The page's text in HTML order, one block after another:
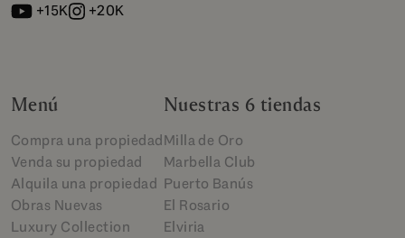
+15K
+20K
Menú
Compra una propiedad
Venda su propiedad
Alquila una propiedad
Obras Nuevas
Luxury Collection
Nuestras 6 tiendas
Milla de Oro
Marbella Club
Puerto Banús
El Rosario
Elviria